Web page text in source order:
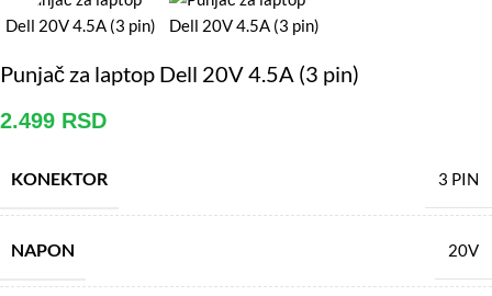
Punjač za laptop Dell 20V 4.5A (3 pin)
2.499 RSD
KONEKTOR 3 PIN
NAPON 20V